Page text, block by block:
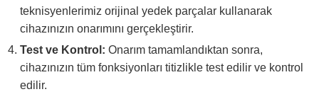
teknisyenlerimiz orijinal yedek parçalar kullanarak
cihazınızın onarımını gerçekleştirir.
Test ve Kontrol: Onarım tamamlandıktan sonra,
cihazınızın tüm fonksiyonları titizlikle test edilir ve kontrol
edilir.